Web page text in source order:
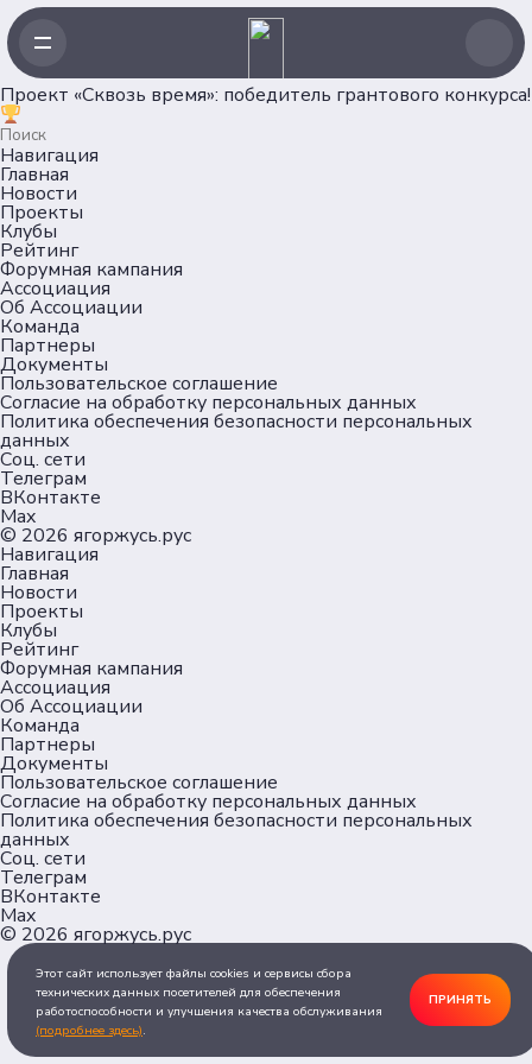
Проект «Сквозь время»: победитель грантового конкурса!
Навигация
Главная
Новости
Проекты
Клубы
Рейтинг
Форумная кампания
Ассоциация
Об Ассоциации
Команда
Партнеры
Документы
Пользовательское соглашение
Согласие на обработку персональных данных
Политика обеспечения безопасности персональных
данных
Соц. сети
Телеграм
ВКонтакте
Max
© 2026 ягоржусь.рус
Навигация
Главная
Новости
Проекты
Клубы
Рейтинг
Форумная кампания
Ассоциация
Об Ассоциации
Команда
Партнеры
Документы
Пользовательское соглашение
Согласие на обработку персональных данных
Политика обеспечения безопасности персональных
данных
Соц. сети
Телеграм
ВКонтакте
Max
© 2026 ягоржусь.рус
Этот сайт использует файлы cookies и сервисы сбора
технических данных посетителей для обеспечения
работоспособности и улучшения качества обслуживания
(подробнее здесь).
ПРИНЯТЬ